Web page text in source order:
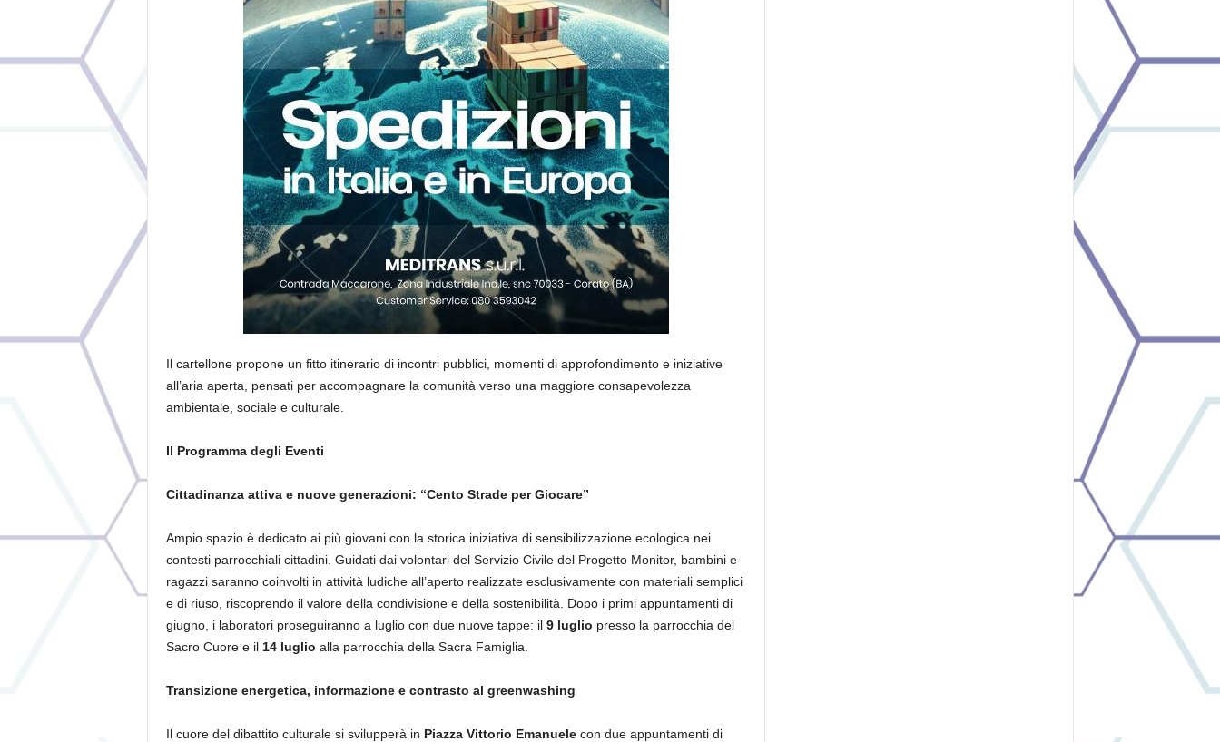
Il cartellone propone un fitto itinerario di incontri pubblici, momenti di approfondimento e iniziative
all’aria aperta, pensati per accompagnare la comunità verso una maggiore consapevolezza
ambientale, sociale e culturale.
Il Programma degli Eventi
Cittadinanza attiva e nuove generazioni: “Cento Strade per Giocare”
Ampio spazio è dedicato ai più giovani con la storica iniziativa di sensibilizzazione ecologica nei
contesti parrocchiali cittadini. Guidati dai volontari del Servizio Civile del Progetto Monitor, bambini e
ragazzi saranno coinvolti in attività ludiche all’aperto realizzate esclusivamente con materiali semplici
e di riuso, riscoprendo il valore della condivisione e della sostenibilità. Dopo i primi appuntamenti di
giugno, i laboratori proseguiranno a luglio con due nuove tappe: il 9 luglio presso la parrocchia del
Sacro Cuore e il 14 luglio alla parrocchia della Sacra Famiglia.
Transizione energetica, informazione e contrasto al greenwashing
Il cuore del dibattito culturale si svilupperà in Piazza Vittorio Emanuelecon due appuntamenti di